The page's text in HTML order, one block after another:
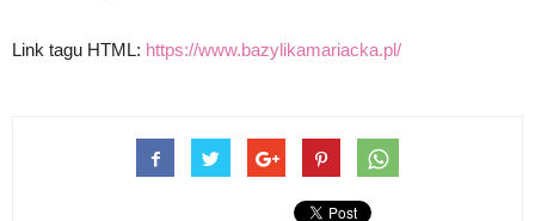
Link tagu HTML: https://www.bazylikamariacka.pl/